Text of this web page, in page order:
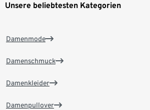
Unsere beliebtesten Kategorien
Damenmode
Damenschmuck
Damenkleider
Damenpullover